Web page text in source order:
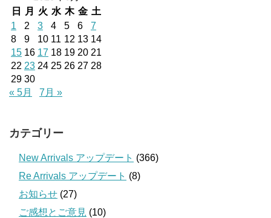
日
月 火 水 木 金 土
1
2 3 4 5 6
7
8
9 10 11 12 13 14
15 16 17 18 19 20 21
22 23 24 25 26 27 28
29 30
« 5月
7月 »
カテゴリー
New Arrivals アップデート (366)
Re Arrivals アップデート (8)
お知らせ (27)
ご感想とご意見 (10)